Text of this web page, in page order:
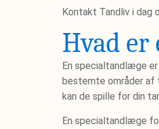
Kontakt Tandliv i dag
Hvad er
En specialtandlæge
bestemte områder af
kan de spille for din
En specialtandlæge